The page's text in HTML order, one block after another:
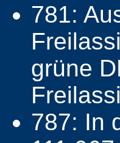
781:
grüne
787: In